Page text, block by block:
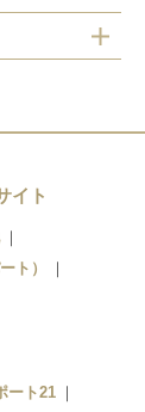
イト
ト）
ート21